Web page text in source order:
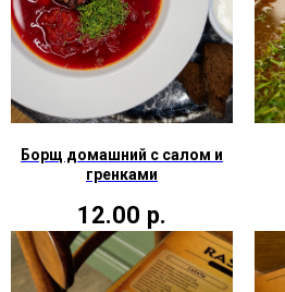
Борщ домашний с салом и
гренками
12.00 р.